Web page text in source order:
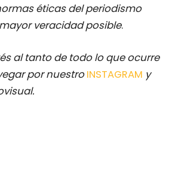
éticas del periodismo
veracidad posible.
al tanto de todo lo que ocurre
por nuestro INSTAGRAM y